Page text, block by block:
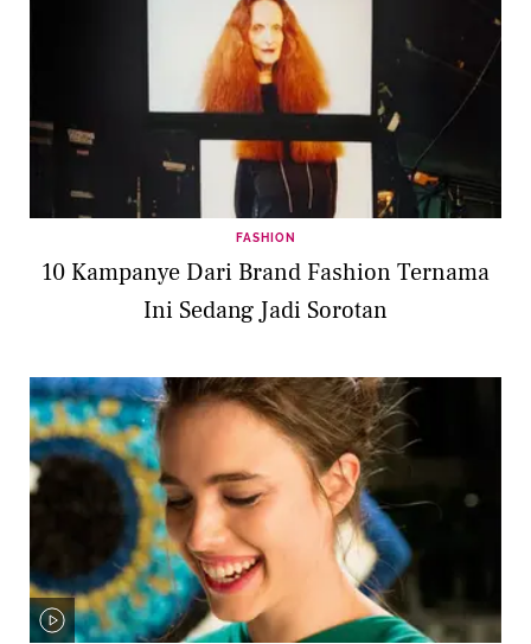
FASHION
10 Kampanye Dari Brand Fashion Ternama
Ini Sedang Jadi Sorotan